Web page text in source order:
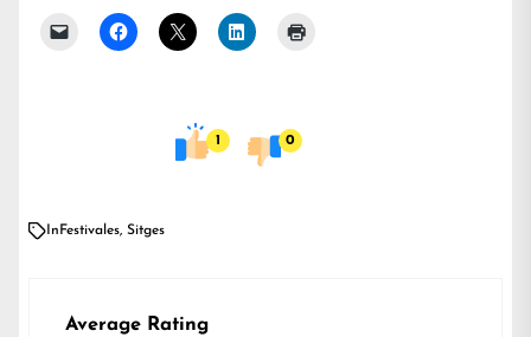
1 0
In Festivales, Sitges
Average Rating